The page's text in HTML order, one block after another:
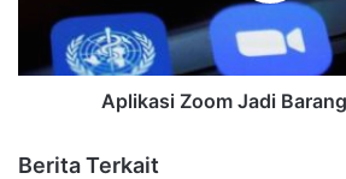
Aplikasi Zoom Jadi
Berita Terkait